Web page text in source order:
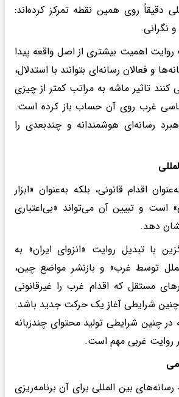
دقیقاً روی همین نقطه تمرکز کرده‌اند:
نگرانی.
روایت اهمیت بیشتری از اصل واقعه پیدا
و فعالان رسانه‌ای بتوانند با استدلال،
کنند تاثیر ماشه به مراتب کمتر از چیزی
غرب روی آن حساب باز کرده است.
رسانه‌ای هوشمندانه و چندبعدی را
اقدام قانونی، بلکه به‌عنوان «ابزار
است و تبیین آن می‌تواند «بی‌اعتباری
دهد.
با تبدیل روایت «انزوای ایران» به
توسط غرب» و بازنشر مواضع چین،
مستقل که اقدام غرب را غیرقانونی
چنین شرایطی آغاز یک حرکت جدید باشد.
در چنین شرایطی تولید محتوای چندزبانه
روایت غربی مهم است.
بین المللی برای آن برنامه‌ریزی